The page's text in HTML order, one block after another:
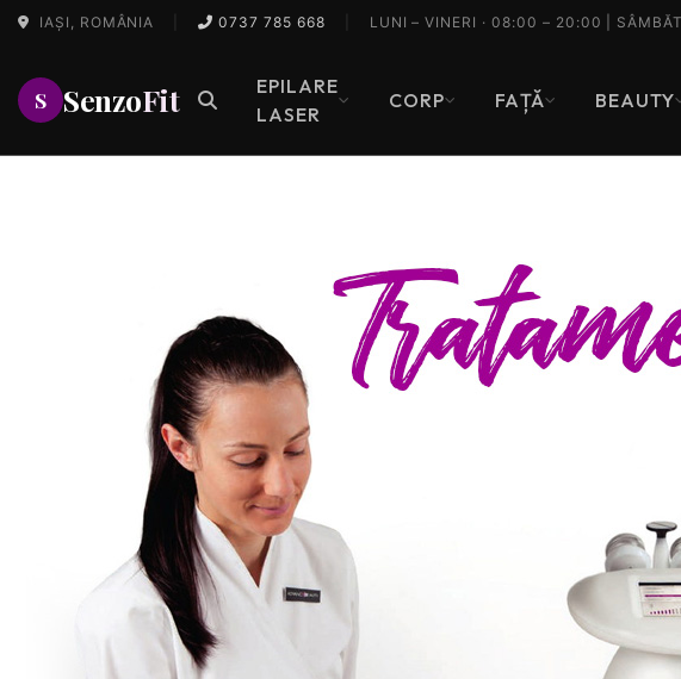
IAȘI, ROMÂNIA 0737 785 668 LUNI – VINERI · 08:00 – 20:00 |
S SenzoFit
EPILARE
LASER
CORP FAȚĂ BEAUTY